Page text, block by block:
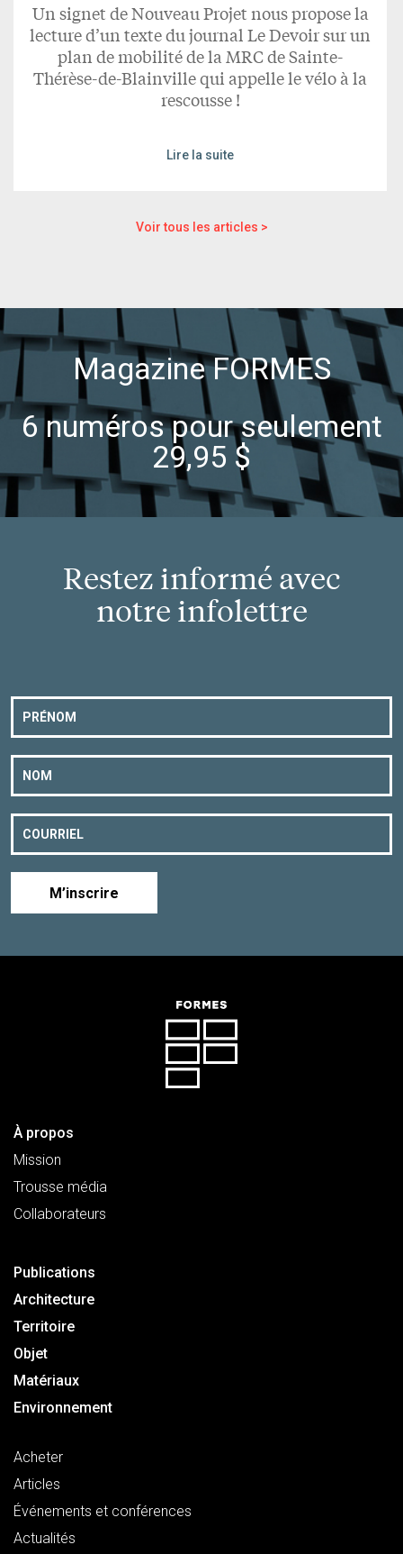
Un signet de Nouveau Projet nous propose la
lecture d’un texte du journal Le Devoir sur un
plan de mobilité de la MRC de Sainte-
Thérèse-de-Blainville qui appelle le vélo à la
rescousse !
Lire la suite
Voir tous les articles >
Magazine FORMES
6 numéros pour seulement
29,95 $
Restez informé avec
notre infolettre
M’inscrire
À propos
Mission
Trousse média
Collaborateurs
Publications
Architecture
Territoire
Objet
Matériaux
Environnement
Acheter
Articles
Événements et conférences
Actualités